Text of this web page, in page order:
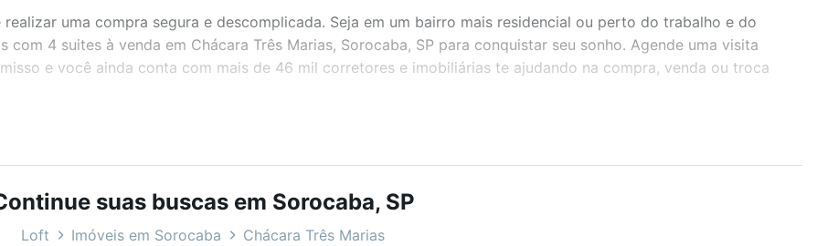
uma compra segura e descomplicada. Seja em um bairro mais residencial ou perto do trabalho e do
4 suites à venda em Chácara Três Marias, Sorocaba, SP para conquistar seu sonho. Agende uma visita
e você ainda conta com mais de 46 mil corretores e imobiliárias te ajudando na compra, venda ou troca
e até condomínios favoritos. Você também pode usar os filtros como quantidade de quartos, suítes, com
o preço, metragem e comodidades, como piscina, academia, salão de festas ou área verde e encontrar
SP ideal para você na Loft.
suas buscas em Sorocaba, SP
Loft Imóveis em Sorocaba Chácara Três Marias